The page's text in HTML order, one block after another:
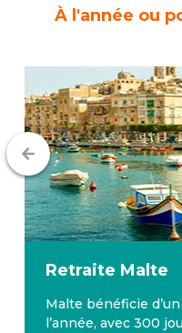
À l'année ou
Retraite Malte
Malte bénéficie
l’année, avec 300